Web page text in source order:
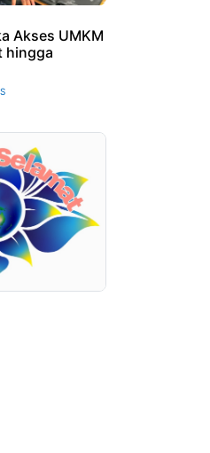
Akses UMKM
hingga